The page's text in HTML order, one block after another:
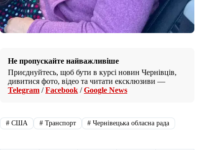
Не пропускайте найважливіше
Приєднуйтесь, щоб бути в курсі новин Чернівців,
дивитися фото, відео та читати ексклюзиви —
Telegram /Facebook /Google News
#США #Транспорт # Чернівецька обласна рада